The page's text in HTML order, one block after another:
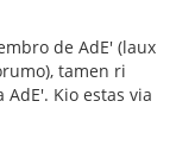
de AdE' (laux
tamen ri
Kio estas via